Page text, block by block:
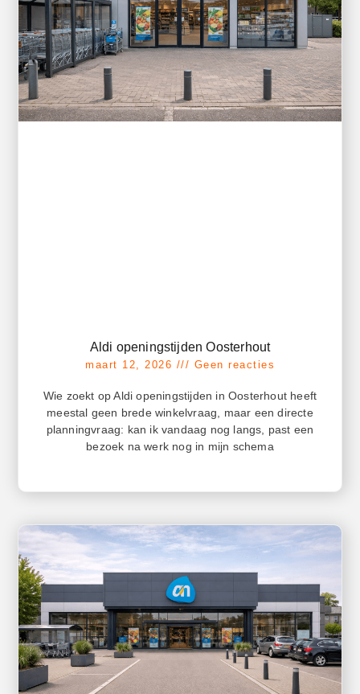
Aldi openingstijden Oosterhout
maart 12, 2026 Geen reacties
Wie zoekt op Aldi openingstijden in Oosterhout heeft
meestal geen brede winkelvraag, maar een directe
planningvraag: kan ik vandaag nog langs, past een
bezoek na werk nog in mijn schema